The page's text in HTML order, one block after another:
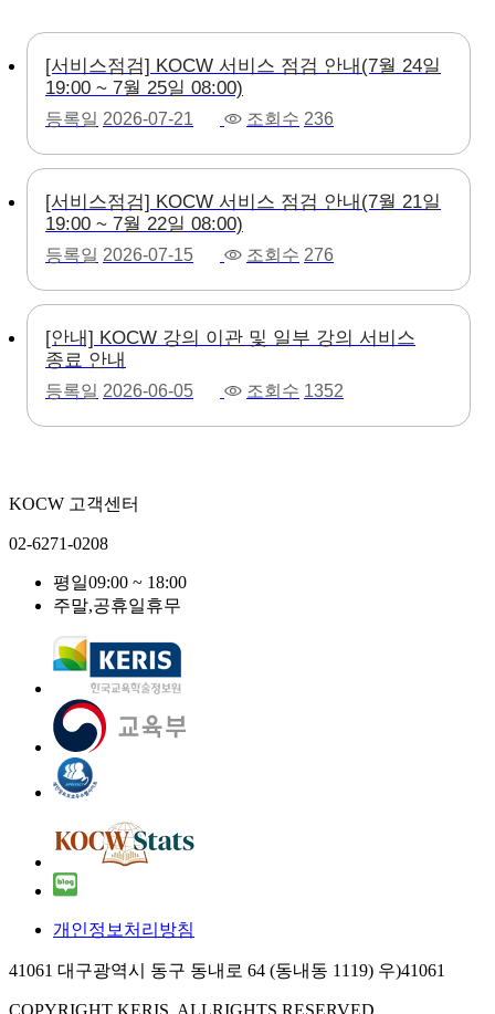
[서비스점검] KOCW 서비스 점검 안내(7월 24일
19:00 ~ 7월 25일 08:00)
등록일 2026-07-21 조회수 236
[서비스점검] KOCW 서비스 점검 안내(7월 21일
19:00 ~ 7월 22일 08:00)
등록일 2026-07-15 조회수 276
[안내] KOCW 강의 이관 및 일부 강의 서비스
종료 안내
등록일 2026-06-05 조회수 1352
KOCW 고객센터
02-6271-0208
평일09:00 ~ 18:00
주말,공휴일휴무
개인정보처리방침
41061 대구광역시 동구 동내로 64 (동내동 1119) 우)41061
COPYRIGHT KERIS. ALLRIGHTS RESERVED